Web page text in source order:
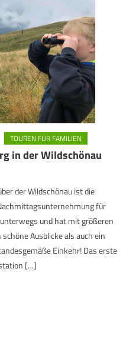
TOUREN FÜR FAMILIEN
in der Wildschönau
der Wildschönau ist die
für
und hat mit größeren
Ausblicke als auch ein
Einkehr! Das erste
[…]